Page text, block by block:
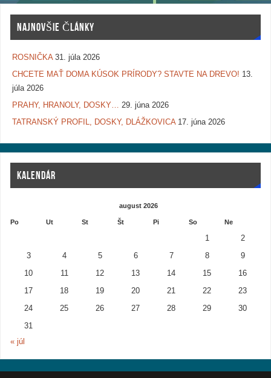
NAJNOVŠIE ČLÁNKY
ROSNIČKA 31. júla 2026
CHCETE MAŤ DOMA KÚSOK PRÍRODY? STAVTE NA DREVO! 13.
júla 2026
PRAHY, HRANOLY, DOSKY… 29. júna 2026
TATRANSKÝ PROFIL, DOSKY, DLÁŽKOVICA 17. júna 2026
KALENDÁR
august 2026
Po Ut St Št Pi So Ne
1 2
3 4 5 6 7 8 9
10 11 12 13 14 15 16
17 18 19 20 21 22 23
24 25 26 27 28 29 30
31
« júl